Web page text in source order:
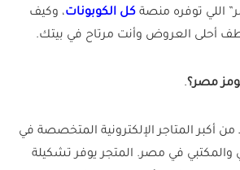
توفره منصة كل الكوبونات، وكيف
أحلى العروض وأنت مرتاح في بيتك.
مصر؟.
أكبر المتاجر الإلكترونية المتخصصة في
والمكتبي في مصر. المتجر يوفر تشكيلة